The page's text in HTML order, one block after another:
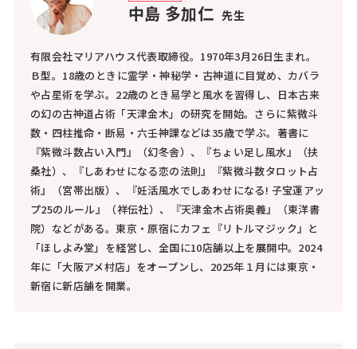
中島 多加仁 先生
有限会社マリアハウス代表取締役。1970年3月26日生まれ。
Ｂ型。18歳のときに霊学・神秘学・古神道に目覚め、カバラ
や占星術を学ぶ。22歳のとき易学と風水を習得し、日本古来
の幻の古神道占術「天津金木」の研究を開始。さらに紫微斗
数・四柱推命・断易・六壬神課などは35歳で学ぶ。著書に
『紫微斗数占い入門』（幻冬舎）、『ちょい足し風水』（扶
桑社）、『しあわせになる恋の法則』『紫微斗数タロット占
術』（宮帯出版）、『妊活風水でしあわせになる! 子宝運アッ
プ25のルール』（祥伝社）、『天津金木占術奥義』（東洋書
院）などがある。東京・原宿にカフェ『リトルマジック』と
「ほしよみ堂」を経営し、全国に10店舗以上を展開中。2024
年に「大阪アメ村店」をオープンし、2025年１月には東京・
新宿に新店舗を開業。